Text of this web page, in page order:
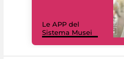
Le APP del
Sistema Musei